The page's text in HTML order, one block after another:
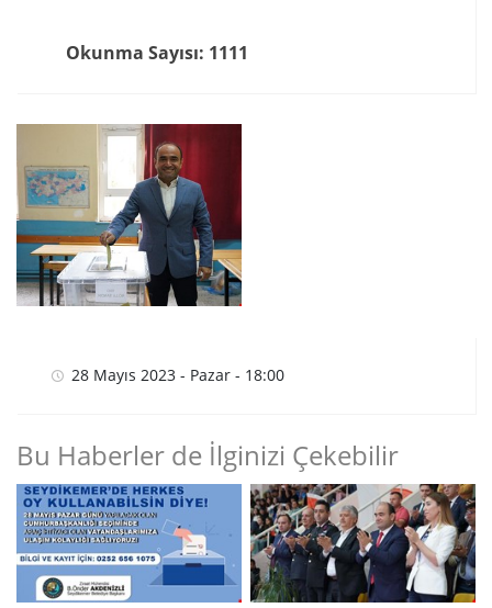
Okunma Sayısı: 1111
28 Mayıs 2023 - Pazar - 18:00
Bu Haberler de İlginizi Çekebilir